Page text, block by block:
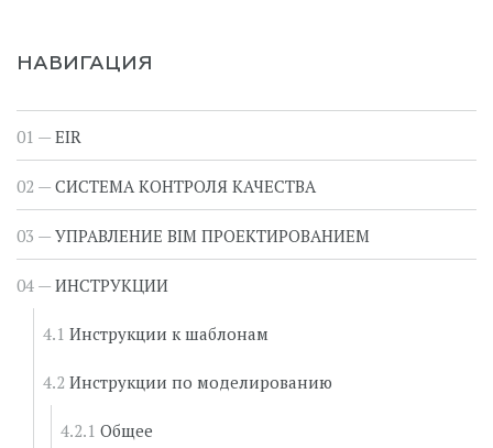
НАВИГАЦИЯ
EIR
СИСТЕМА КОНТРОЛЯ КАЧЕСТВА
УПРАВЛЕНИЕ BIM ПРОЕКТИРОВАНИЕМ
ИНСТРУКЦИИ
Инструкции к шаблонам
Инструкции по моделированию
Общее